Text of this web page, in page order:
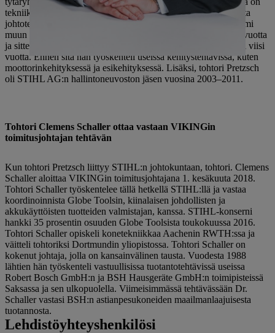
tekniikan tohtorin tutkinto, on aiemmin yli 20 vuotta kokemusta
johtotehtävistä STIHL:n emoyhtiössä Waiblingenissä. Hän toimi
muun muassa tutkimus- ja kehityspalveluiden johtajana kaksi vuotta
ja sitten konsernin teknologia- ja rakennusosaston johtajana yli viisi
vuotta. Ennen sitä hän työskenteli useissa kehitystehtävissä, kuten
moottorinkehityksessä ja esikehityksessä. Lisäksi, tohtori Pretzsch
oli STIHL AG:n hallintoneuvoston jäsen vuosina 2003–2011.
Tohtori Clemens Schaller ottaa vastaan ​​VIKINGin
toimitusjohtajan tehtävän
Kun tohtori Pretzsch liittyy STIHL:n johtokuntaan, tohtori. Clemens
Schaller aloittaa VIKINGin toimitusjohtajana 1. kesäkuuta 2018.
Tohtori Schaller työskentelee tällä hetkellä STIHL:llä ja vastaa
koordinoinnista Globe Toolsin, kiinalaisen johdollisten ja
akkukäyttöisten tuotteiden valmistajan, kanssa. STIHL-konserni
hankki 35 prosentin osuuden Globe Toolsista toukokuussa 2016.
Tohtori Schaller opiskeli konetekniikkaa Aachenin RWTH:ssa ja
väitteli tohtoriksi Dortmundin yliopistossa. Tohtori Schaller on
kokenut johtaja, jolla on kansainvälinen tausta. Vuodesta 1988
lähtien hän työskenteli vastuullisissa tuotantotehtävissä useissa
Robert Bosch GmbH:n ja BSH Hausgeräte GmbH:n toimipisteissä
Saksassa ja sen ulkopuolella. Viimeisimmässä tehtävässään Dr.
Schaller vastasi BSH:n astianpesukoneiden maailmanlaajuisesta
tuotannosta.
Lehdistöyhteyshenkilösi